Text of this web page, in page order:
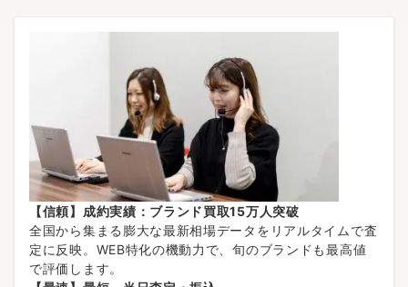
【信頼】成約実績：ブランド買取15万人突破
全国から集まる膨大な最新相場データをリアルタイムで査
定に反映。WEB特化の機動力で、旬のブランドも最高値
で評価します。